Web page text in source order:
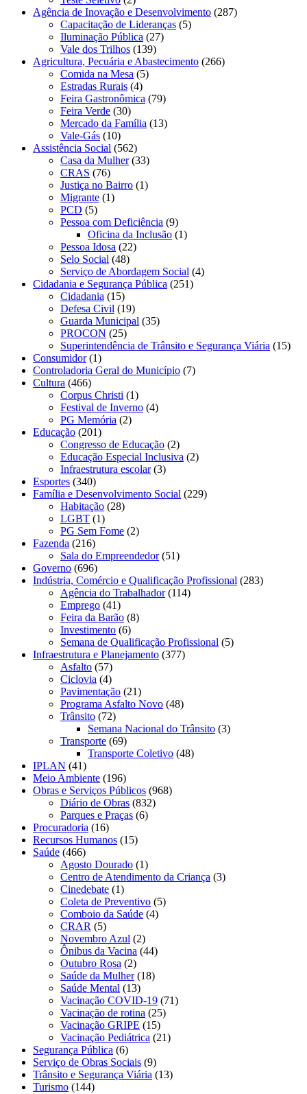
Agência de Inovação e Desenvolvimento (287)
Capacitação de Lideranças (5)
Iluminação Pública (27)
Vale dos Trilhos (139)
Agricultura, Pecuária e Abastecimento (266)
Comida na Mesa (5)
Estradas Rurais (4)
Feira Gastronômica (79)
Feira Verde (30)
Mercado da Família (13)
Vale-Gás (10)
Assistência Social (562)
Casa da Mulher(33)
CRAS (76)
Justiça no Bairro (1)
Migrante (1)
PCD (5)
Pessoa com Deficiência (9)
Oficina da Inclusão (1)
Pessoa Idosa (22)
Selo Social (48)
Serviço de Abordagem Social (4)
Cidadania e Segurança Pública (251)
Cidadania (15)
Defesa Civil (19)
Guarda Municipal (35)
PROCON (25)
Superintendência de Trânsito e Segurança Viária (15)
Consumidor(1)
Controladoria Geral do Município (7)
Cultura (466)
Corpus Christi (1)
Festival de Inverno (4)
PG Memória (2)
Educação (201)
Congresso de Educação (2)
Educação Especial Inclusiva (2)
Infraestrutura escolar(3)
Esportes (340)
Família e Desenvolvimento Social (229)
Habitação (28)
LGBT (1)
PG Sem Fome (2)
Fazenda (216)
Sala do Empreendedor(51)
Governo (696)
Indústria, Comércio e Qualificação Profissional (283)
Agência do Trabalhador(114)
Emprego (41)
Feira da Barão (8)
Investimento (6)
Semana de Qualificação Profissional (5)
Infraestrutura e Planejamento (377)
Asfalto (57)
Ciclovia (4)
Pavimentação (21)
Programa Asfalto Novo (48)
Trânsito (72)
Semana Nacional do Trânsito (3)
Transporte (69)
Transporte Coletivo (48)
IPLAN (41)
Meio Ambiente (196)
Obras e Serviços Públicos (968)
Diário de Obras (832)
Parques e Praças (6)
Procuradoria (16)
Recursos Humanos (15)
Saúde (466)
Agosto Dourado (1)
Centro de Atendimento da Criança (3)
Cinedebate (1)
Coleta de Preventivo (5)
Comboio da Saúde (4)
CRAR (5)
Novembro Azul (2)
Ônibus da Vacina (44)
Outubro Rosa (2)
Saúde da Mulher(18)
Saúde Mental (13)
Vacinação COVID-19 (71)
Vacinação de rotina (25)
Vacinação GRIPE (15)
Vacinação Pediátrica (21)
Segurança Pública (6)
Serviço de Obras Sociais (9)
Trânsito e Segurança Viária (13)
Turismo (144)